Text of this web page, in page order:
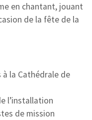
en chantant, jouant
de la fête de la
à la Cathédrale de
l’installation
de mission